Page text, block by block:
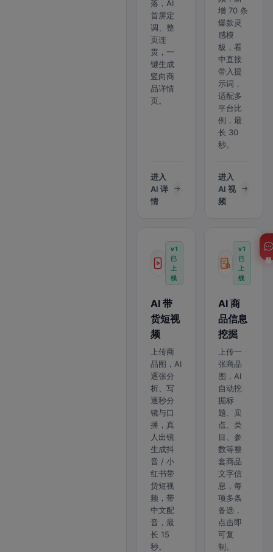
落，AI
首屏定
调、整
页连
贯，一
键生成
竖向商
品详情
页。
进入
AI 详
情
增 70 条
爆款灵
感模
板，看
中直接
带入提
示词，
适配多
平台比
例，最
长 30
秒。
进入
AI 视
频
v1
已
上
线
AI 带
货短视
频
上传商
品图，AI
逐张分
析、写
逐秒分
镜与口
播，真
人出镜
生成抖
音 / 小
红书带
货短视
频，带
中文配
音，最
长 15
秒。
v1
已
上
线
AI 商
品信息
挖掘
上传一
张商品
图，AI
自动挖
掘标
题、卖
点、类
目、参
数等整
套商品
文字信
息，每
项多条
备选，
点击即
可复
制。